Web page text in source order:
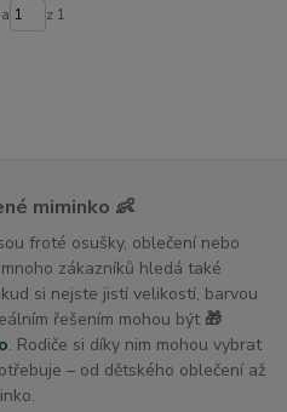
z 1
miminko 👶
froté osušky, oblečení nebo
zákazníků hledá také
si nejste jistí velikostí, barvou
řešením mohou být 🎁
. Rodiče si díky nim mohou vybrat
– od dětského oblečení až